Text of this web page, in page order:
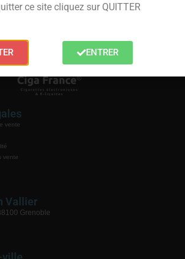
vente
vente
Vallier
Grenoble
ce site cliquez sur QUITTER
ENTRER